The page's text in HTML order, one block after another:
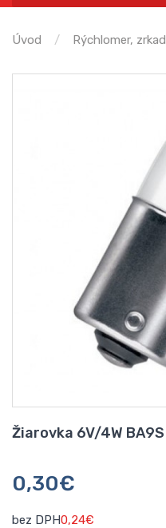
Úvod Rýchlomer,
Žiarovka 6V/4W BA9S
0,30€
bez DPH0,24€